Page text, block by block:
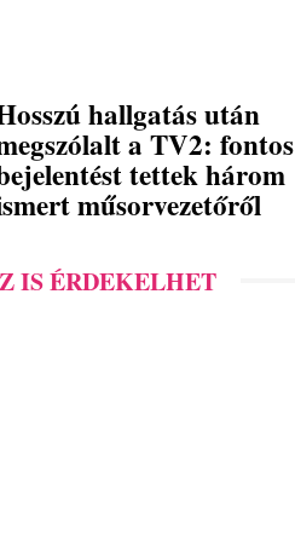
hallgatás után
a TV2: fontos
tettek három
műsorvezetőről
IS ÉRDEKELHET